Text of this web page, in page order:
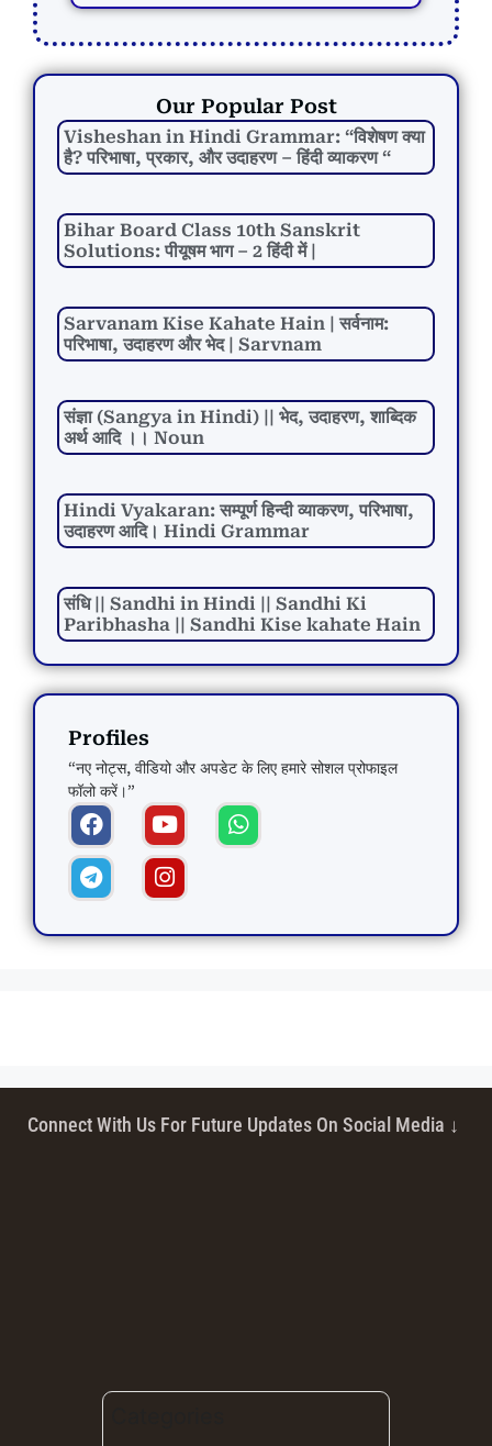
Our Popular Post
Visheshan in Hindi Grammar: “विशेषण क्या
है? परिभाषा, प्रकार, और उदाहरण – हिंदी व्याकरण “
Bihar Board Class 10th Sanskrit
Solutions: पीयूषम भाग – 2 हिंदी में |
Sarvanam Kise Kahate Hain | सर्वनाम:
परिभाषा, उदाहरण और भेद | Sarvnam
संज्ञा (Sangya in Hindi) || भेद, उदाहरण, शाब्दिक
अर्थ आदि ।। Noun
Hindi Vyakaran: सम्पूर्ण हिन्दी व्याकरण, परिभाषा,
उदाहरण आदि। Hindi Grammar
संधि || Sandhi in Hindi || Sandhi Ki
Paribhasha || Sandhi Kise kahate Hain
Profiles
“नए नोट्स, वीडियो और अपडेट के लिए हमारे सोशल प्रोफाइल
फॉलो करें।”
Connect With Us For Future Updates On Social Media ↓